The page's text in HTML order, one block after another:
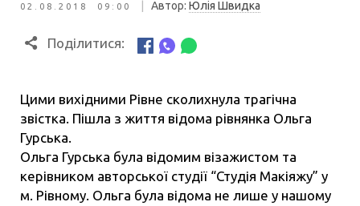
02.08.2018 09:00 Автор: Юлія Швидка
Поділитися:
Цими вихідними Рівне сколихнула трагічна
звістка. Пішла з життя відома рівнянка Ольга
Гурська.
Ольга Гурська була відомим візажистом та
керівником авторської студії “Студія Макіяжу” у
м. Рівному. Ольга була відома не лише у нашому